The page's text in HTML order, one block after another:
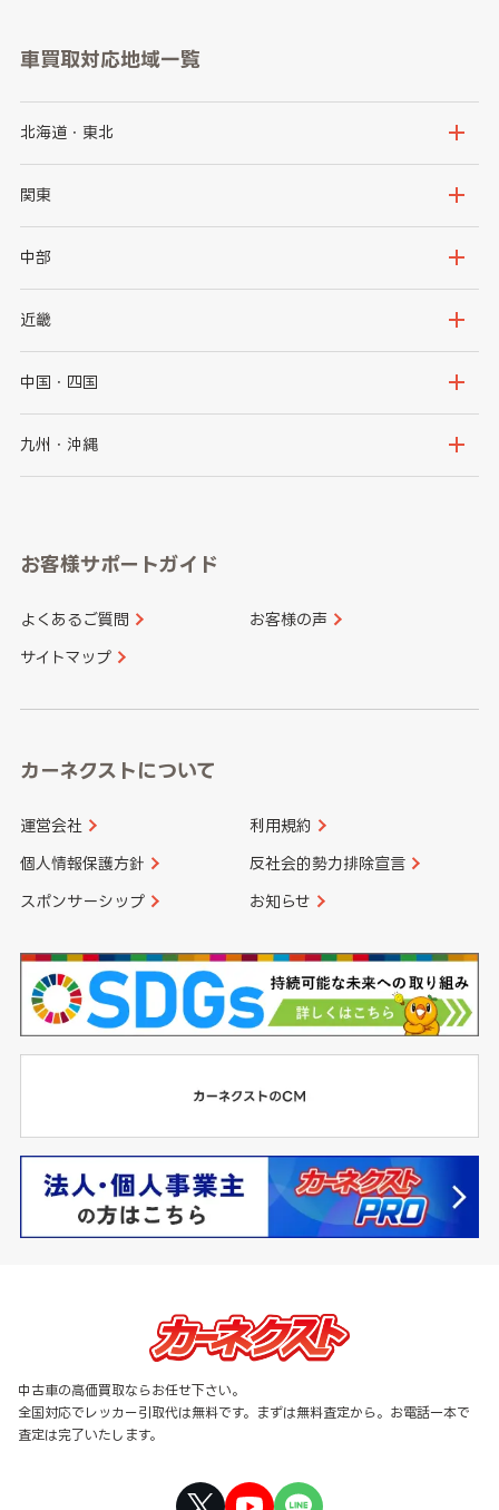
車買取対応地域一覧
北海道・東北
北海道
岩手県
秋田県
関東
茨城県
群馬県
千葉県
中部
新潟県
石川県
山梨県
愛知県
近畿
大阪府
京都府
和歌山県
中国・四国
鳥取県
山口県
香川県 愛媛県
九州・沖縄
長崎県
大分県 宮崎県
お客様サポートガイド
よくあるご質問 お客様の声
サイトマップ
カーネクストについて
運営会社 利用規約
個人情報保護方針 反社会的勢力排除宣言
スポンサーシップ お知らせ
中古車の高価買取ならお任せ下さい。
全国対応でレッカー引取代は無料です。まずは無料査定から。お電話一本で
査定は完了いたします。